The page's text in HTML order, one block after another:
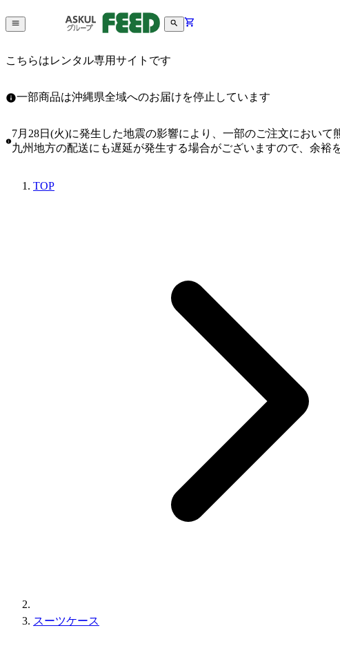
こちらはレンタル専用サイトです
一部商品は沖縄県全域へのお届けを停止しています
7月28日(火)に発生した地震の影響により、一部のご注文において
九州地方の配送にも遅延が発生する場合がございますので、余裕
TOP
スーツケース